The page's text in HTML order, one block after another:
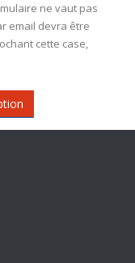
ne vaut pas
email devra être
cette case,